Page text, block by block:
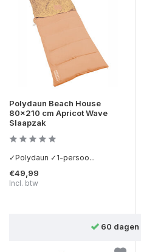
Polydaun Beach House
80x210 cm Apricot Wave
Slaapzak
✓Polydaun ✓1-persoo...
€49,99
Incl. btw
60 dagen